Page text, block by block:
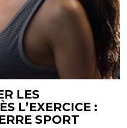
LES
L’EXERCICE :
SPORT